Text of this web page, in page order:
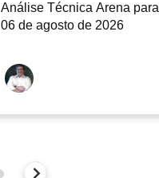
Análise Técnica Arena para
06 de agosto de 2026